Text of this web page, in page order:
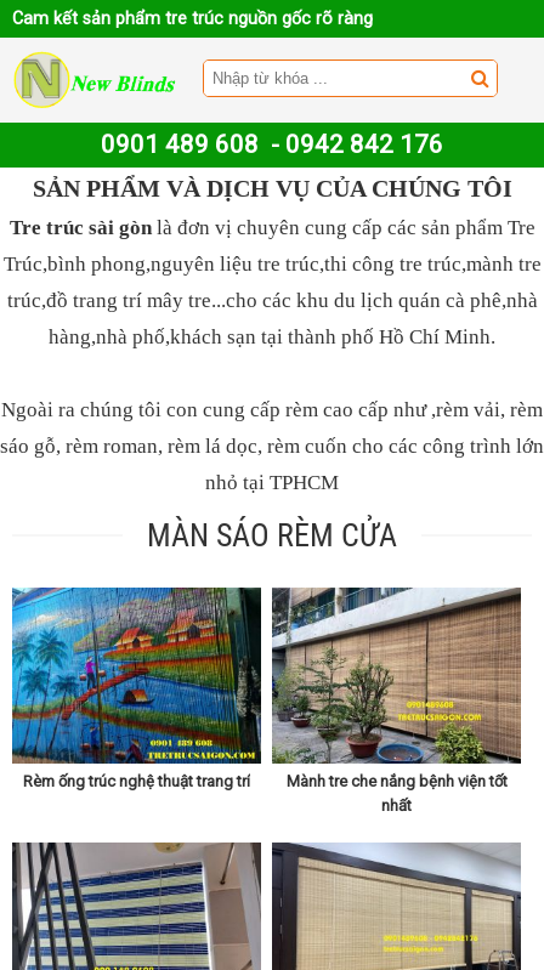
Cam kết sản phẩm tre trúc nguồn gốc rõ ràng
0901 489 608 - 0942 842 176
SẢN PHẨM VÀ DỊCH VỤ CỦA CHÚNG TÔI
Tre trúc sài gònlà đơn vị chuyên cung cấp các sản phẩm Tre
Trúc,bình phong,nguyên liệu tre trúc,thi công tre trúc,mành tre
trúc,đồ trang trí mây tre...cho các khu du lịch quán cà phê,nhà
hàng,nhà phố,khách sạn tại thành phố Hồ Chí Minh.
Ngoài ra chúng tôi con cung cấp rèm cao cấp như ,rèm vải, rèm
sáo gỗ, rèm roman, rèm lá dọc, rèm cuốn cho các công trình lớn
nhỏ tại TPHCM
MÀN SÁO RÈM CỬA
Rèm ống trúc nghệ thuật trang trí
Mành tre che nắng bệnh viện tốt
nhất